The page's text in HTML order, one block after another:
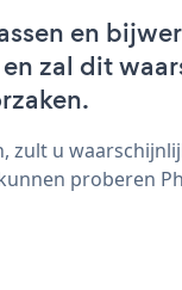
en
zal dit
zult u
proberen